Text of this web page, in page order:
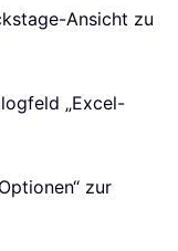
Ansicht zu
„Excel-
zur